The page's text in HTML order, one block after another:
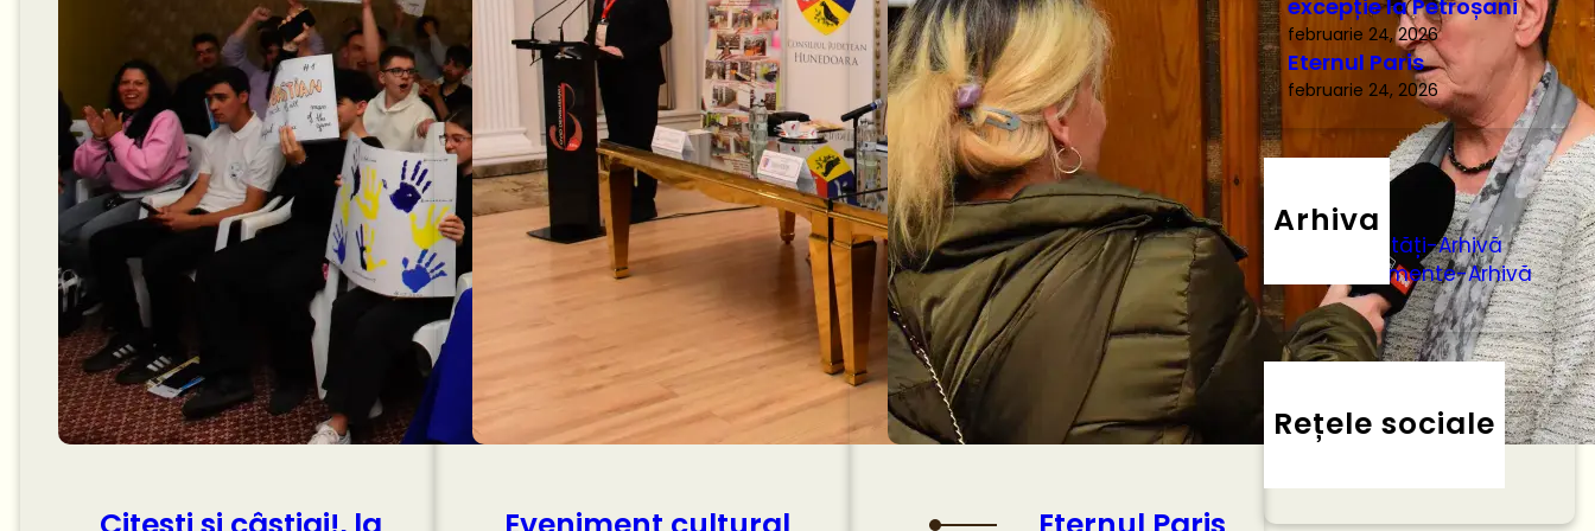
excepție la Petroșani
februarie 24, 2026
Eternul Paris
februarie 24, 2026
Arhiva
Activități-Arhivă
Evenimente-Arhivă
Rețele sociale